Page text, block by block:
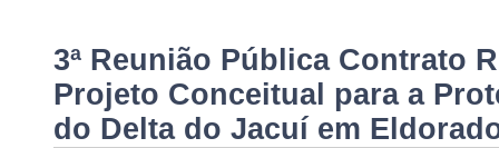
3ª Reunião Pública Contrato
Projeto Conceitual para a
do Delta do Jacuí em